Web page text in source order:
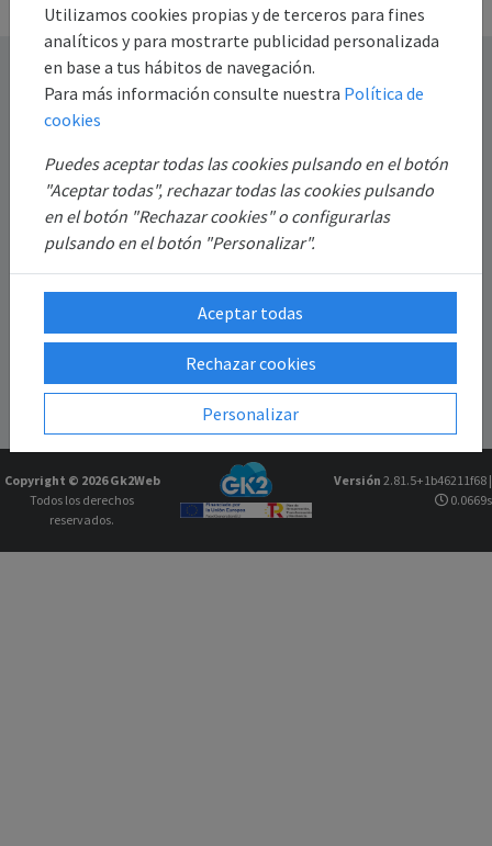
Destacado
Información
Mi Cuenta
Sobre Nosotros
Copyright © 2026Gk2Web
Todos los derechos
reservados.
Versión 2.81.5+1b46211f68 |
0.0669s
Utilizamos cookies propias y de terceros para fines
analíticos y para mostrarte publicidad personalizada
en base a tus hábitos de navegación.
Para más información consulte nuestra Política de
cookies
Puedes aceptar todas las cookies pulsando en el botón
"Aceptar todas", rechazar todas las cookies pulsando
en el botón "Rechazar cookies" o configurarlas
pulsando en el botón "Personalizar".
Aceptar todas
Rechazar cookies
Personalizar